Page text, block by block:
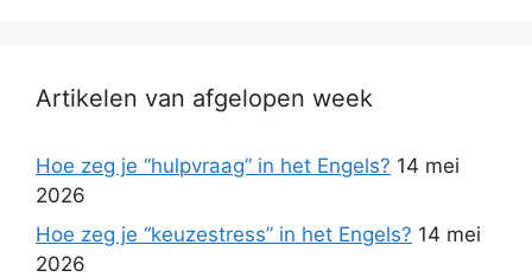
Artikelen van afgelopen week
Hoe zeg je “hulpvraag” in het Engels? 14 mei
2026
Hoe zeg je “keuzestress” in het Engels? 14 mei
2026